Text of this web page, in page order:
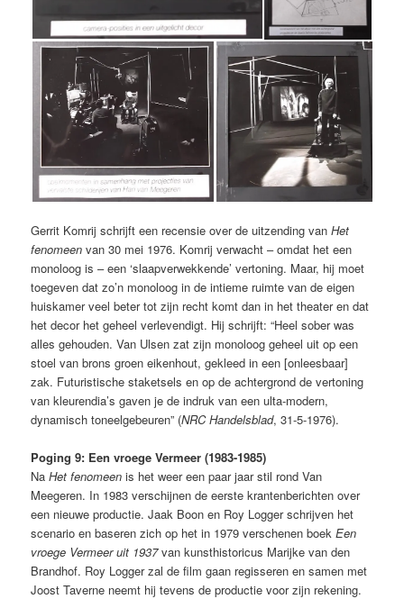
Gerrit Komrij schrijft een recensie over de uitzending vanHet
fenomeen van 30 mei 1976. Komrij verwacht – omdat het een
monoloog is – een ‘slaapverwekkende’ vertoning. Maar, hij moet
toegeven dat zo’n monoloog in de intieme ruimte van de eigen
huiskamer veel beter tot zijn recht komt dan in het theater en dat
het decor het geheel verlevendigt. Hij schrijft: “Heel sober was
alles gehouden. Van Ulsen zat zijn monoloog geheel uit op een
stoel van brons groen eikenhout, gekleed in een [onleesbaar]
zak. Futuristische staketsels en op de achtergrond de vertoning
van kleurendia’s gaven je de indruk van een ulta-modern,
dynamisch toneelgebeuren” (NRC Handelsblad, 31-5-1976).
Poging 9: Een vroege Vermeer (1983-1985)
NaHet fenomeen is het weer een paar jaar stil rond Van
Meegeren. In 1983 verschijnen de eerste krantenberichten over
een nieuwe productie. Jaak Boon en Roy Logger schrijven het
scenario en baseren zich op het in 1979 verschenen boekEen
vroege Vermeer uit 1937van kunsthistoricus Marijke van den
Brandhof. Roy Logger zal de film gaan regisseren en samen met
Joost Taverne neemt hij tevens de productie voor zijn rekening.